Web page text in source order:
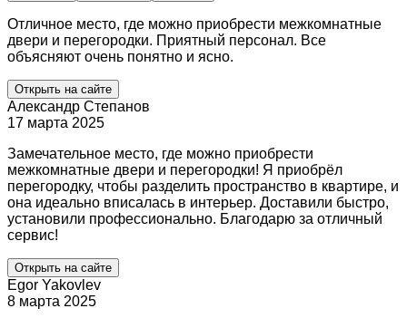
Отличное место, где можно приобрести межкомнатные
двери и перегородки. Приятный персонал. Все
объясняют очень понятно и ясно.
Открыть на сайте
Александр Степанов
17 марта 2025
Замечательное место, где можно приобрести
межкомнатные двери и перегородки! Я приобрёл
перегородку, чтобы разделить пространство в квартире, и
она идеально вписалась в интерьер. Доставили быстро,
установили профессионально. Благодарю за отличный
сервис!
Открыть на сайте
Egor Yakovlev
8 марта 2025